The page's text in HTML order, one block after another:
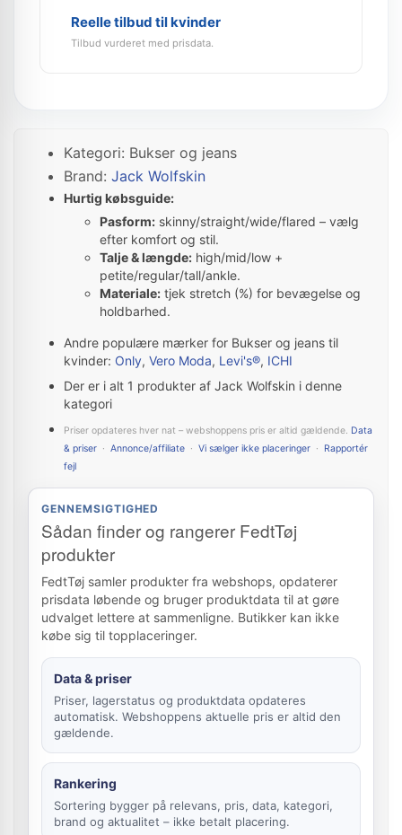
Reelle tilbud til kvinder
Tilbud vurderet med prisdata.
Kategori: Bukser og jeans
Brand: Jack Wolfskin
Hurtig købsguide:
Pasform: skinny/straight/wide/flared – vælg
efter komfort og stil.
Talje & længde: high/mid/low +
petite/regular/tall/ankle.
Materiale: tjek stretch (%) for bevægelse og
holdbarhed.
Andre populære mærker for Bukser og jeans til
kvinder: Only, Vero Moda, Levi's®, ICHI
Der er i alt 1 produkter af Jack Wolfskin i denne
kategori
Priser opdateres hver nat – webshoppens pris er altid gældende. Data
& priser · Annonce/affiliate · Vi sælger ikke placeringer · Rapportér
fejl
GENNEMSIGTIGHED
Sådan finder og rangerer FedtTøj
produkter
FedtTøj samler produkter fra webshops, opdaterer
prisdata løbende og bruger produktdata til at gøre
udvalget lettere at sammenligne. Butikker kan ikke
købe sig til topplaceringer.
Data & priser
Priser, lagerstatus og produktdata opdateres
automatisk. Webshoppens aktuelle pris er altid den
gældende.
Rankering
Sortering bygger på relevans, pris, data, kategori,
brand og aktualitet – ikke betalt placering.